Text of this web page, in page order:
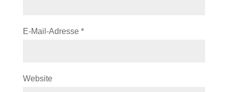
E-Mail-Adresse *
Website